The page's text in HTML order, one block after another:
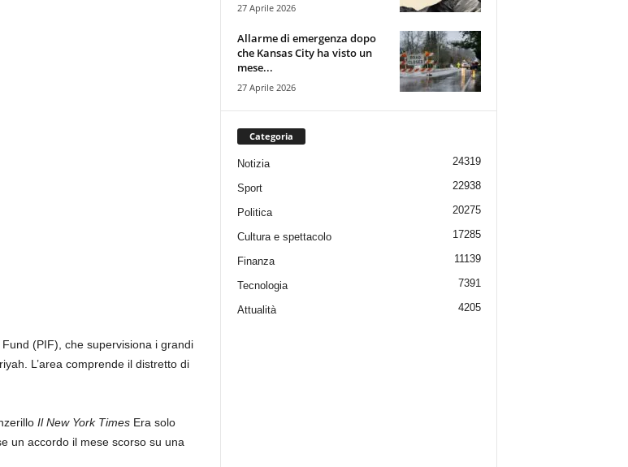
(PIF), che supervisiona i grandi
L’area comprende il distretto di
Il New York TimesEra solo
un accordo il mese scorso su una
27 Aprile 2026
Allarme di emergenza dopo
che Kansas City ha visto un
mese...
27 Aprile 2026
Categoria
Notizia 24319
Sport 22938
Politica 20275
Cultura e spettacolo 17285
Finanza 11139
Tecnologia 7391
Attualità 4205